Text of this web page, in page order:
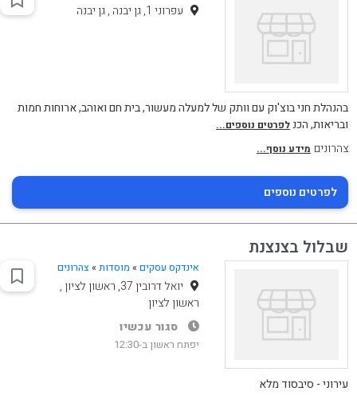
עפרוני 1, גן יבנה , גן יבנה
בהנהלת חני בוצ'וק עם וותק של למעלה מעשור, בית חם ואוהב, ארוחות חמות
ובריאות, הכנלפרטים נוספים...
צהרונים מידע נוסף...
לפרטים נוספים
שבלול בצנצנת
אינדקס עסקים » מוסדות» צהרונים
יואל דרובין 37, ראשון לציון ,
ראשון לציון
סגור עכשיו
יפתח ראשון ב-12:30
עירוני - סיבסוד מלא